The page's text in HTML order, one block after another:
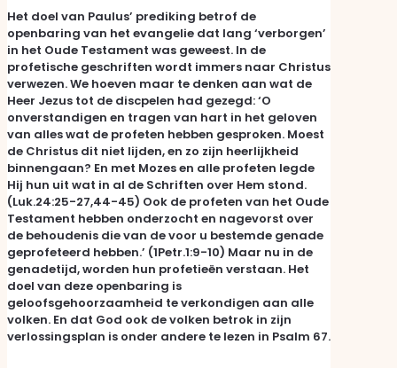
Het doel van Paulus’ prediking betrof de
openbaring van het evangelie dat lang ‘verborgen’
in het Oude Testament was geweest. In de
profetische geschriften wordt immers naar Christus
verwezen. We hoeven maar te denken aan wat de
Heer Jezus tot de discpelen had gezegd: ‘O
onverstandigen en tragen van hart in het geloven
van alles wat de profeten hebben gesproken. Moest
de Christus dit niet lijden, en zo zijn heerlijkheid
binnengaan? En met Mozes en alle profeten legde
Hij hun uit wat in al de Schriften over Hem stond.
(Luk.24:25-27,44-45) Ook de profeten van het Oude
Testament hebben onderzocht en nagevorst over
de behoudenis die van de voor u bestemde genade
geprofeteerd hebben.’ (1Petr.1:9-10) Maar nu in de
genadetijd, worden hun profetieën verstaan. Het
doel van deze openbaring is
geloofsgehoorzaamheid te verkondigen aan alle
volken. En dat God ook de volken betrok in zijn
verlossingsplan is onder andere te lezen in Psalm 67.